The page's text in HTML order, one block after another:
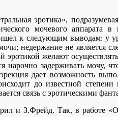
эротика»,
мочевого аппарата
к следующим выводам: у
недержание не является
эротикой желают
нарочно задерживать мочу,
дает возможность
до известной
связь с эротическими
и З.Фрейд. Так, в работе